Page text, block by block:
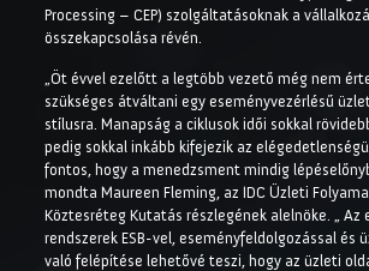
Processing – CEP) szolgáltatásoknak a
összekapcsolása révén.
„Öt évvel ezelőtt a legtöbb vezető még nem
szükséges átváltani egy eseményvezérlésű
stílusra. Manapság a ciklusok idői sokkal
pedig sokkal inkább kifejezik az
fontos, hogy a menedzsment mindig
mondta Maureen Fleming, az IDC Üzleti
Köztesréteg Kutatás részlegének alelnöke. „ Az
rendszerek ESB-vel, eseményfeldolgozással és
való felépítése lehetővé teszi, hogy az üzleti